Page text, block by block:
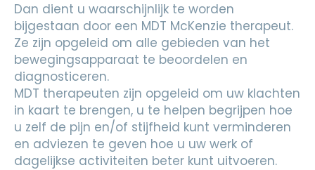
Dan dient u waarschijnlijk te worden
bijgestaan door een MDT McKenzie therapeut.
Ze zijn opgeleid om alle gebieden van het
bewegingsapparaat te beoordelen en
diagnosticeren.
MDT therapeuten zijn opgeleid om uw klachten
in kaart te brengen, u te helpen begrijpen hoe
u zelf de pijn en/of stijfheid kunt verminderen
en adviezen te geven hoe u uw werk of
dagelijkse activiteiten beter kunt uitvoeren.